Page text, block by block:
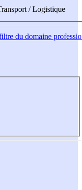
/ Logistique
du domaine